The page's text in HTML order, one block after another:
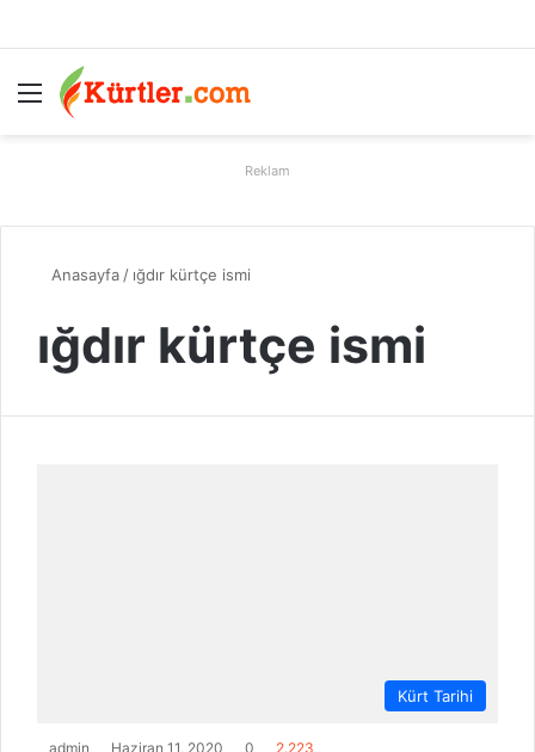
Menü
Reklam
Anasayfa / ığdır kürtçe ismi
ığdır kürtçe ismi
Kürt Tarihi
admin Haziran 11, 2020 0 2.223